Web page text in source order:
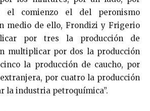
el comienzo el del peronismo
medio de ello, Frondizi y Frigerio
por tres la producción de
multiplicar por dos la producción
la producción de caucho, por
por cuatro la producción
la industria petroquímica”.